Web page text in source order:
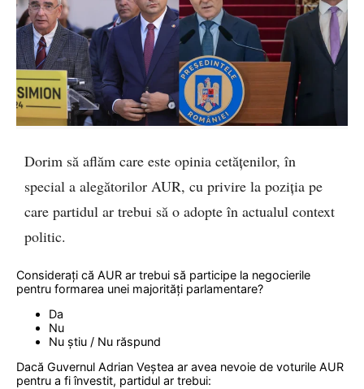
Dorim să aflăm care este opinia cetățenilor, în
special a alegătorilor AUR, cu privire la poziția pe
care partidul ar trebui să o adopte în actualul context
politic.
Considerați că AUR ar trebui să participe la negocierile
pentru formarea unei majorități parlamentare?
Da
Nu
Nu știu / Nu răspund
Dacă Guvernul Adrian Veștea ar avea nevoie de voturile AUR
pentru a fi învestit, partidul ar trebui: